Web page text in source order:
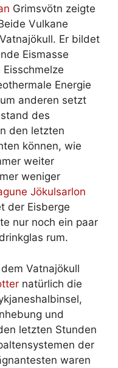
Grimsvötn zeigte
Vulkane
Er bildet
Eismasse
Energie
anderen setzt
des
den letzten
können, wie
weiter
weniger
Jökulsarlon
der Eisberge
nur noch ein paar
rum.
Vatnajökull
natürlich die
und
letzten Stunden
der
waren